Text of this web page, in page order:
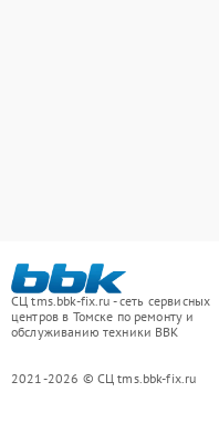
СЦ tms.bbk-fix.ru - сеть сервисных
центров в Томске по ремонту и
обслуживанию техники BBK
2021-2026 © СЦ tms.bbk-fix.ru